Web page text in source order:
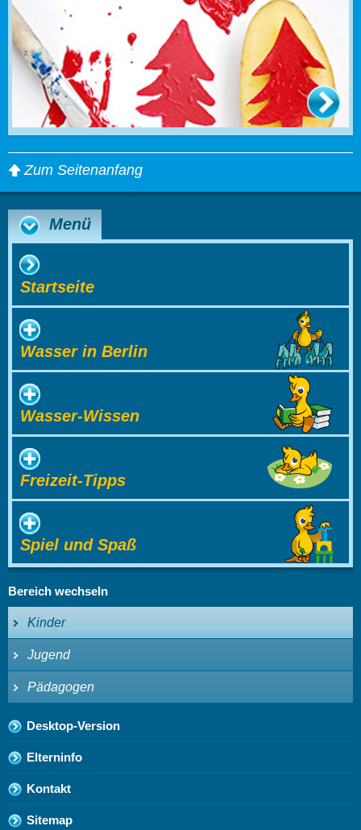
Zum Seitenanfang
Menü
Startseite
Wasser in Berlin
Wasser-Wissen
Freizeit-Tipps
Spiel und Spaß
Bereich wechseln
Kinder
Jugend
Pädagogen
Desktop-Version
Elterninfo
Kontakt
Sitemap